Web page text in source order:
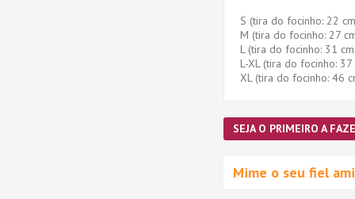
S (tira do focinho: 22
M (tira do focinho: 27
L (tira do focinho: 31
L-XL (tira do focinho:
XL (tira do focinho: 46
SEJA O PRIMEIRO A
Mime o seu fiel